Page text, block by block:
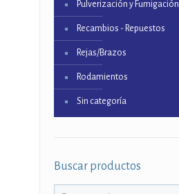
Pulverización y Fumigación
Recambios - Repuestos
Rejas/Brazos
Rodamientos
Sin categoría
Buscar productos